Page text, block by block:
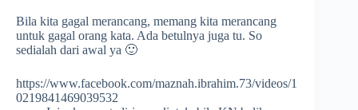
Bila kita gagal merancang, memang kita merancang
untuk gagal orang kata. Ada betulnya juga tu. So
sedialah dari awal ya 🙂
https://www.facebook.com/maznah.ibrahim.73/videos/1
0219841469039532